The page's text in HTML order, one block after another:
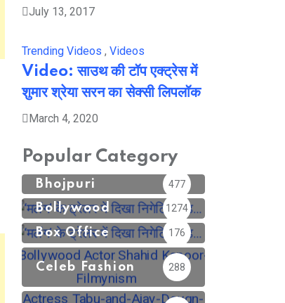
July 13, 2017
Trending Videos , Videos
Video: साउथ की टॉप एक्ट्रेस में
शुमार श्रेया सरन का सेक्सी लिपलॉक
March 4, 2020
Popular Category
Bhojpuri 477
Bollywood 1274
Box Office 176
Celeb Fashion 288